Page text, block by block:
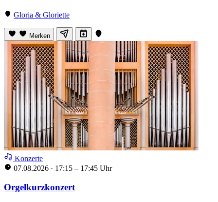
Gloria & Gloriette
Merken
Konzerte
07.08.2026 · 17:15 – 17:45 Uhr
Orgelkurzkonzert